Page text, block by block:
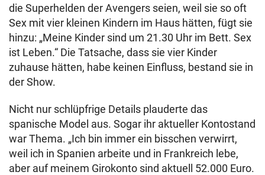
die Superhelden der Avengers seien, weil sie so oft
Sex mit vier kleinen Kindern im Haus hätten, fügt sie
hinzu: „Meine Kinder sind um 21.30 Uhr im Bett. Sex
ist Leben.“ Die Tatsache, dass sie vier Kinder
zuhause hätten, habe keinen Einfluss, bestand sie in
der Show.
Nicht nur schlüpfrige Details plauderte das
spanische Model aus. Sogar ihr aktueller Kontostand
war Thema. „Ich bin immer ein bisschen verwirrt,
weil ich in Spanien arbeite und in Frankreich lebe,
aber auf meinem Girokonto sind aktuell 52.000 Euro.